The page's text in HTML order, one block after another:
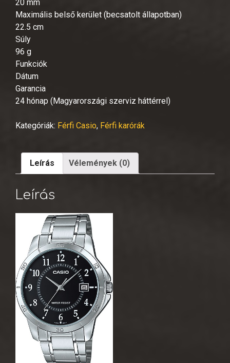
20 mm
Maximális belső kerület (becsatolt állapotban)
22.5 cm
Súly
96 g
Funkciók
Dátum
Garancia
24 hónap (Magyarországi szerviz háttérrel)
Kategóriák: Férfi Casio, Férfi karórák
Leírás Vélemények (0)
Leírás